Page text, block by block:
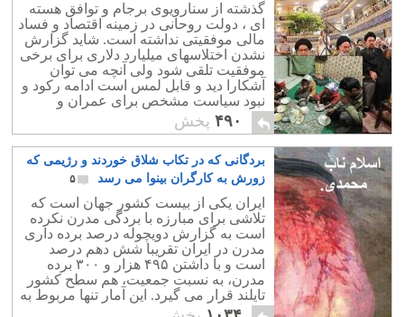
گذشته از سنارویوی برجام و توافق هسته
ای ، دولت روحانی در زمینه اقتصاد و فساد
مالی موفقیتی نداشته است. شاید گزارش
نشدن اختلاسهای میلیارد دلاری برای برخی
موفقیت تلقی شود ولی آنچه می توان
آشکارا دید و قابل لمس است ادامه رکود و
نبود سیاست مشخص برای عمران و
توسعه است.علاوه بر بالا بودن شاخص
جینی ، ایران از نظر تولید ناخالص داخلی
اوضاع بسیار بدی را تجربه می کند.
همانطور که می دانیم ایران بیشتر
درآمدش از نفت است، اما چگونه است که
کشور فقیری مانند تایلند هم پایینتر است؟
۴۹۰ پخش
بردگانی که در تکاب شلاق خوردند و رژیمی که
زورش به کارگران بینوا می رسد
۵
ایران یکی از بیست کشور جهان است که
تلاشی برای مبارزه با بردگی مدرن نکرده
است به گزارش دویچوله درصد برده داری
مدرن در ایران تقریبا شش دهم درصد
است و با داشتن ۴۹۵ هزار و ۳۰۰ برده
مدرن، به نسبت جمعیت، هم سطح کشور
تایلند قرار می گیرد. این آمار تنها مربوط به
کار اجباری و فحشای کودکان است.